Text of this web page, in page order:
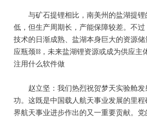
与矿石提锂相比，南美州的盐湖提锂
低，但生产周期长，产能保障较差。不
技术的日渐成熟、盐湖本身巨大的资源
应瓶颈⛓，未来盐湖锂资源或成为供应主
注用什么软件做
赵立坚：我们热烈祝贺梦天实验舱发
功。这既是中国载人航天事业发展的里
界航天事业进步作出的又一重要贡献。党